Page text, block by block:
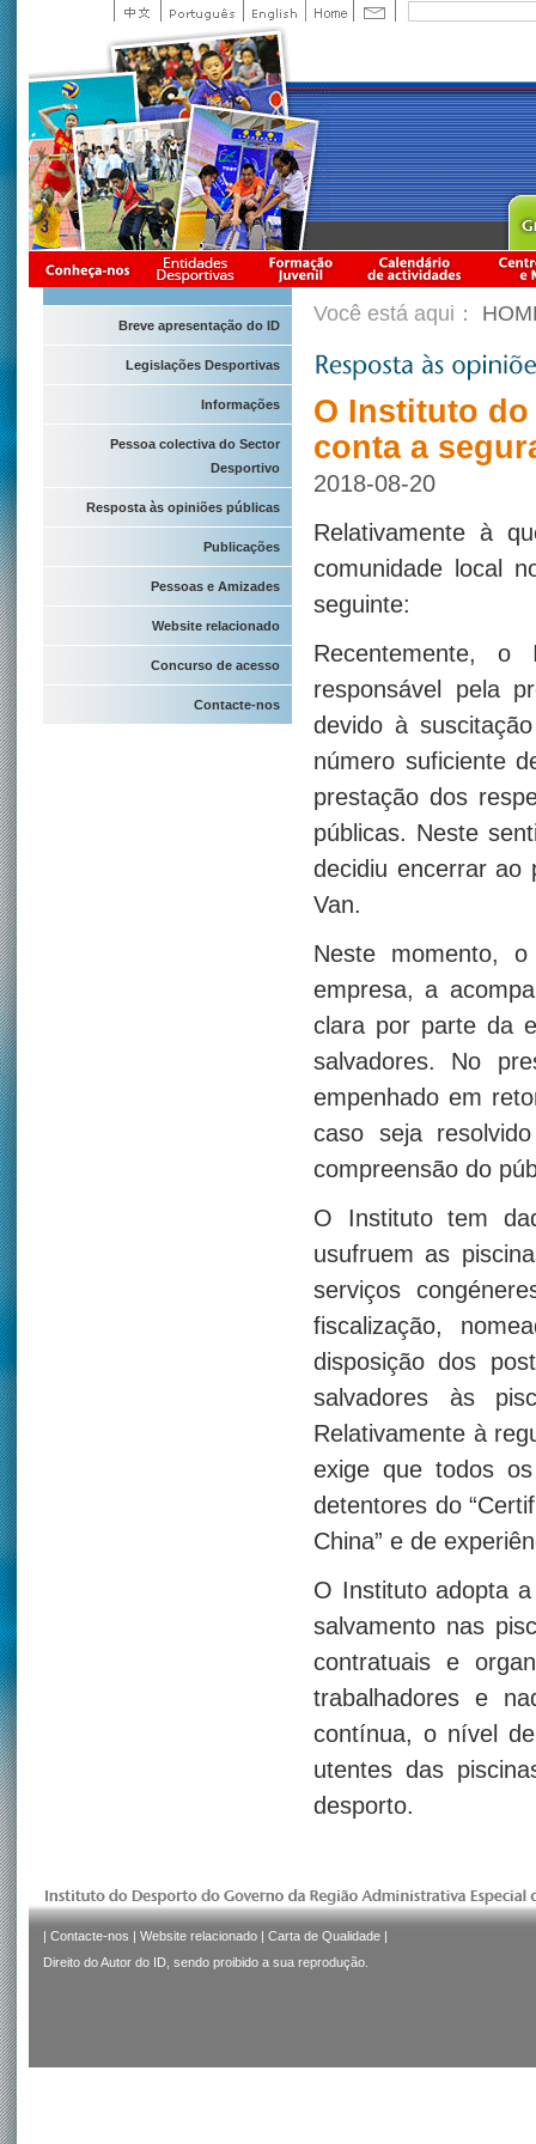
Breve apresentação do ID
Legislações Desportivas
Informações
Pessoa colectiva do Sector
Desportivo
Resposta às opiniões públicas
Publicações
Pessoas e Amizades
Website relacionado
Concurso de acesso
Contacte-nos
Você está aqui：
O Instituto
conta a
2018-08-20
Relativamente à
comunidade local
seguinte:
Recentemente,
responsável pela
devido à
número suficiente
prestação dos
públicas. Neste
decidiu encerrar ao
Van.
Neste momento,
empresa, a
clara por parte da
salvadores. No
empenhado em
caso seja
compreensão do
O Instituto tem
usufruem as
serviços
fiscalização,
disposição dos
salvadores às
Relativamente à
exige que todos
detentores do
China” e de
O Instituto adopta
salvamento nas
contratuais e
trabalhadores e
contínua, o nível
utentes das
desporto.
| Contacte-nos | Website relacionado | Carta de Qualidade |
Direito do Autor do ID, sendo proibido a sua reprodução.